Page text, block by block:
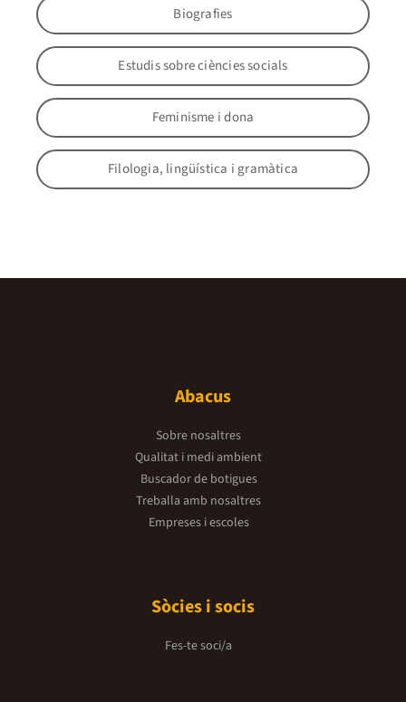
Biografies
Estudis sobre ciències socials
Feminisme i dona
Filologia, lingüística i gramàtica
Abacus
Sobre nosaltres
Qualitat i medi ambient
Buscador de botigues
Treballa amb nosaltres
Empreses i escoles
Sòcies i socis
Fes-te soci/a